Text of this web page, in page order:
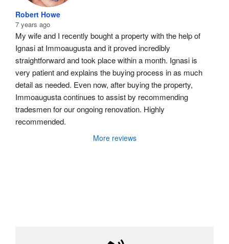
Robert Howe
7 years ago
My wife and I recently bought a property with the help of
Ignasi at Immoaugusta and it proved incredibly
straightforward and took place within a month. Ignasi is
very patient and explains the buying process in as much
detail as needed. Even now, after buying the property,
Immoaugusta continues to assist by recommending
tradesmen for our ongoing renovation. Highly
recommended.
More reviews